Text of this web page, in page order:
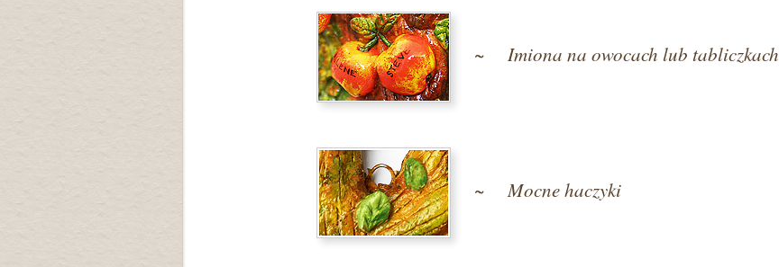
~ Imiona na owocach lub tabliczkach
~ Mocne haczyki